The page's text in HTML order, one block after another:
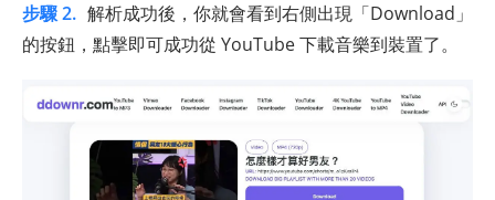
步驟 2. 解析成功後，你就會看到右側出現「Download」
的按鈕，點擊即可成功從 YouTube 下載音樂到裝置了。